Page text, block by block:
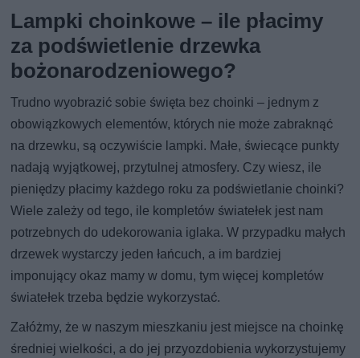
Lampki choinkowe – ile płacimy
za podświetlenie drzewka
bożonarodzeniowego?
Trudno wyobrazić sobie święta bez choinki – jednym z
obowiązkowych elementów, których nie może zabraknąć
na drzewku, są oczywiście lampki. Małe, świecące punkty
nadają wyjątkowej, przytulnej atmosfery. Czy wiesz, ile
pieniędzy płacimy każdego roku za podświetlanie choinki?
Wiele zależy od tego, ile kompletów światełek jest nam
potrzebnych do udekorowania iglaka. W przypadku małych
drzewek wystarczy jeden łańcuch, a im bardziej
imponujący okaz mamy w domu, tym więcej kompletów
światełek trzeba będzie wykorzystać.
Załóżmy, że w naszym mieszkaniu jest miejsce na choinkę
średniej wielkości, a do jej przyozdobienia wykorzystujemy